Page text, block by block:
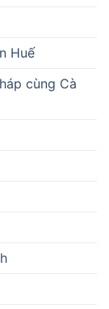
Huế
cùng Cà